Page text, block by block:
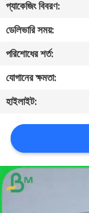
আমাদের
সাথে
যোগাযোগ
খবর
মামলা
সাইট
প্যাকেজিং বিবরণ:
ডেলিভারি সময়:
পরিশোধের শর্ত:
যোগানের ক্ষমতা:
হাইলাইট: